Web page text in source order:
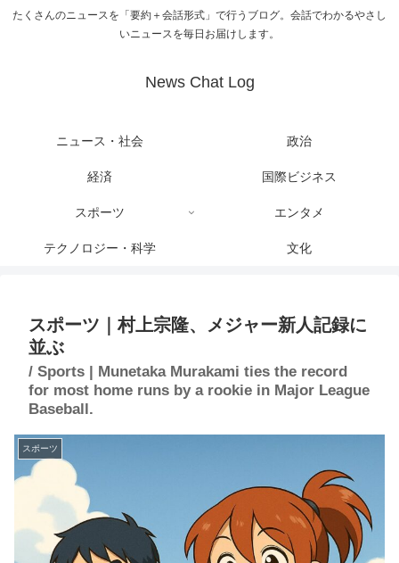
たくさんのニュースを「要約＋会話形式」で行うブログ。会話でわかるやさし
いニュースを毎日お届けします。
News Chat Log
ニュース・社会 政治
経済 国際ビジネス
スポーツ エンタメ
テクノロジー・科学 文化
スポーツ｜村上宗隆、メジャー新人記録に
並ぶ
/ Sports | Munetaka Murakami ties the record
for most home runs by a rookie in Major League
Baseball.
スポーツ